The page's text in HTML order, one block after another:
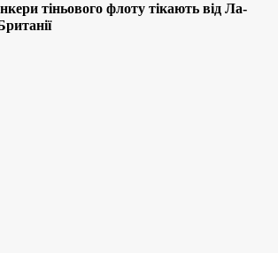
тіньового флоту тікають від Ла-